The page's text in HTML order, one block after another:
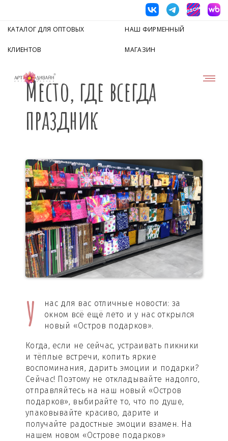
КАТАЛОГ ДЛЯ ОПТОВЫХ
КЛИЕНТОВ
НАШ ФИРМЕННЫЙ
МАГАЗИН
Место, где всегда
праздник
У
нас для вас отличные новости: за
окном всё ещё лето и у нас открылся
новый «Остров подарков».
Когда, если не сейчас, устраивать пикники
и тёплые встречи, копить яркие
воспоминания, дарить эмоции и подарки?
Сейчас! Поэтому не откладывайте надолго,
отправляйтесь на наш новый «Остров
подарков», выбирайте то, что по душе,
упаковывайте красиво, дарите и
получайте радостные эмоции взамен. На
нашем новом «Острове подарков»